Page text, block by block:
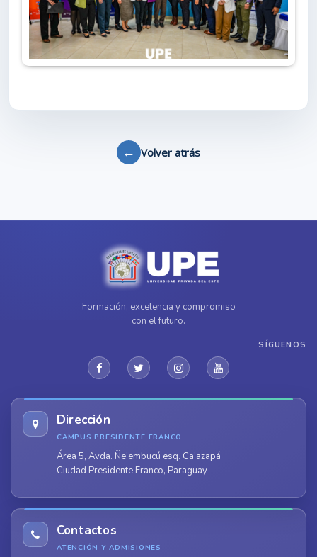
← Volver atrás
Formación, excelencia y compromiso
con el futuro.
SÍGUENOS
Dirección
CAMPUS PRESIDENTE FRANCO
Área 5, Avda. Ñe’embucú esq. Ca’azapá
Ciudad Presidente Franco, Paraguay
Contactos
ATENCIÓN Y ADMISIONES